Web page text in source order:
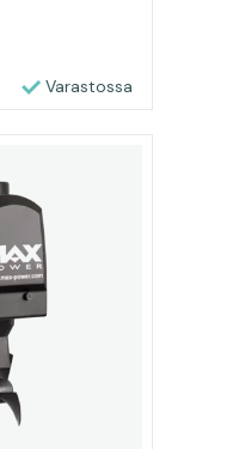
Varastossa